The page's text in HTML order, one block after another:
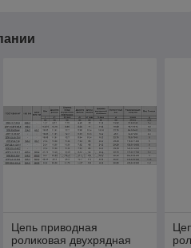
Цепь приводная
роликовая двухрядная